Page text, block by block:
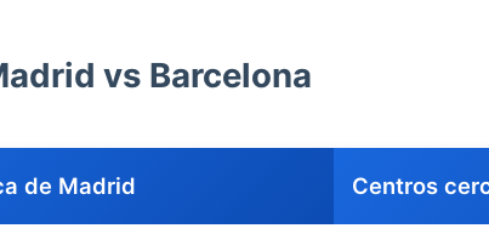
vs Barcelona
de Madrid Centros